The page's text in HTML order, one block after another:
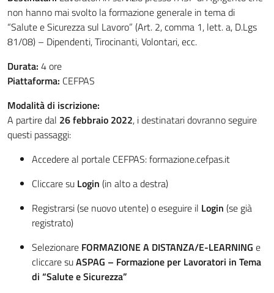
non hanno mai svolto la formazione generale in tema di
“Salute e Sicurezza sul Lavoro” (Art. 2, comma 1, lett. a, D.Lgs
81/08) – Dipendenti, Tirocinanti, Volontari, ecc.
Durata: 4 ore
Piattaforma: CEFPAS
Modalità di iscrizione:
A partire dal 26 febbraio 2022, i destinatari dovranno seguire
questi passaggi:
Accedere al portale CEFPAS:formazione.cefpas.it
Cliccare su Login (in alto a destra)
Registrarsi (se nuovo utente) o eseguire il Login (se già
registrato)
Selezionare FORMAZIONE A DISTANZA/E-LEARNING e
cliccare suASPAG – Formazione per Lavoratori in Tema
di “Salute e Sicurezza”